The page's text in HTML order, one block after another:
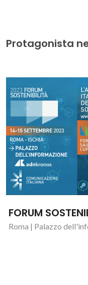
Protagonista
FORUM
Roma | Palazzo